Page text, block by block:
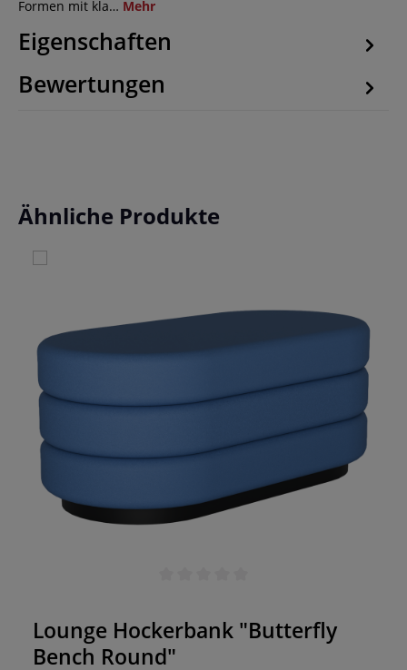
Formen mit kla… Mehr
Eigenschaften
Bewertungen
Produktgalerie überspringen
Ähnliche Produkte
Lounge Hockerbank "Butterfly
Bench Round"